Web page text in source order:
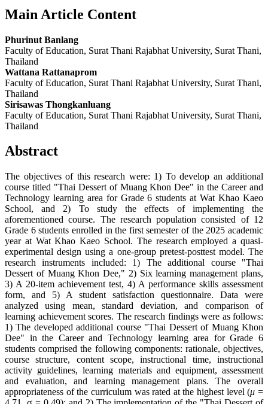
Main Article Content
Phurinut Banlang
Faculty of Education, Surat Thani Rajabhat University, Surat Thani,
Thailand
Wattana Rattanaprom
Faculty of Education, Surat Thani Rajabhat University, Surat Thani,
Thailand
Sirisawas Thongkanluang
Faculty of Education, Surat Thani Rajabhat University, Surat Thani,
Thailand
Abstract
The objectives of this research were: 1) To develop an additional
course titled "Thai Dessert of Muang Khon Dee" in the Career and
Technology learning area for Grade 6 students at Wat Khao Kaeo
School, and 2) To study the effects of implementing the
aforementioned course. The research population consisted of 12
Grade 6 students enrolled in the first semester of the 2025 academic
year at Wat Khao Kaeo School. The research employed a quasi-
experimental design using a one-group pretest-posttest model. The
research instruments included: 1) The additional course "Thai
Dessert of Muang Khon Dee," 2) Six learning management plans,
3) A 20-item achievement test, 4) A performance skills assessment
form, and 5) A student satisfaction questionnaire. Data were
analyzed using mean, standard deviation, and comparison of
learning achievement scores. The research findings were as follows:
1) The developed additional course "Thai Dessert of Muang Khon
Dee" in the Career and Technology learning area for Grade 6
students comprised the following components: rationale, objectives,
course structure, content scope, instructional time, instructional
activity guidelines, learning materials and equipment, assessment
and evaluation, and learning management plans. The overall
appropriateness of the curriculum was rated at the highest level (μ =